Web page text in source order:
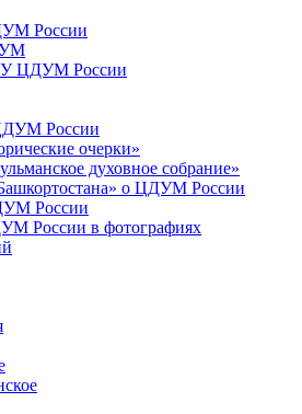
России
ЦДУМ России
России
очерки»
духовное собрание»
о ЦДУМ России
России
России в фотографиях